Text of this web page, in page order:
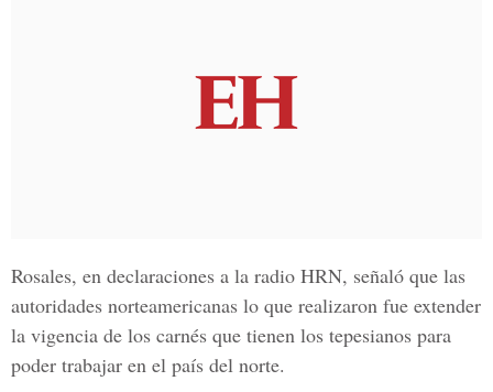
Rosales, en declaraciones a la radio HRN, señaló que las
autoridades norteamericanas lo que realizaron fue extender
la vigencia de los carnés que tienen los tepesianos para
poder trabajar en el país del norte.